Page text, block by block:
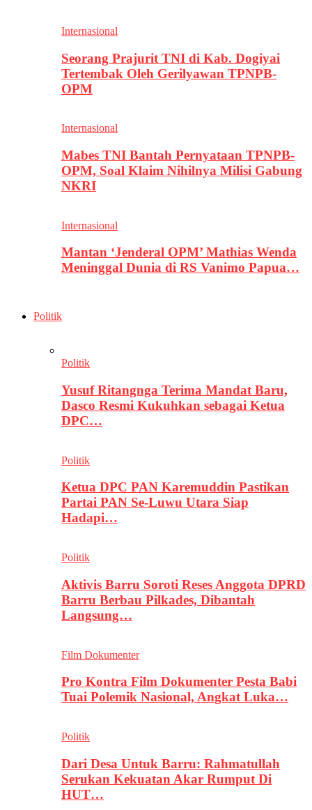
Internasional
Seorang Prajurit TNI di Kab. Dogiyai
Tertembak Oleh Gerilyawan TPNPB-
OPM
Internasional
Mabes TNI Bantah Pernyataan TPNPB-
OPM, Soal Klaim Nihilnya Milisi Gabung
NKRI
Internasional
Mantan ‘Jenderal OPM’ Mathias Wenda
Meninggal Dunia di RS Vanimo Papua…
Politik
Politik
Yusuf Ritangnga Terima Mandat Baru,
Dasco Resmi Kukuhkan sebagai Ketua
DPC…
Politik
Ketua DPC PAN Karemuddin Pastikan
Partai PAN Se-Luwu Utara Siap
Hadapi…
Politik
Aktivis Barru Soroti Reses Anggota DPRD
Barru Berbau Pilkades, Dibantah
Langsung…
Film Dokumenter
Pro Kontra Film Dokumenter Pesta Babi
Tuai Polemik Nasional, Angkat Luka…
Politik
Dari Desa Untuk Barru: Rahmatullah
Serukan Kekuatan Akar Rumput Di
HUT…